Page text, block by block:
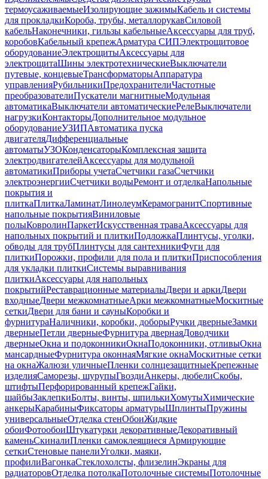
термоусаживаемыеИзолирующие зажимыКабель и системы
для прокладкиКороба, трубы, металлорукавСиловой
кабельНаконечники, гильзы кабельныеАксессуары для труб,
коробовКабельный крепежАрматура СИПЭлектрощитовое
оборудованиеЭлектрощитыАксессуары для
электрощитаШины электротехническиеВыключатели
путевые, концевыеТрансформаторыАппаратура
управленияРубильникиПредохранителиЧастотные
преобразователиПускатели магнитныеМодульная
автоматикаВыключатели автоматическиеРелеВыключатели
нагрузкиКонтакторыДополнительное модульное
оборудованиеУЗИПАвтоматика пуска
двигателяДифференциальные
автоматыУЗОКонденсаторыКомплексная защита
электродвигателейАксессуары для модульной
автоматикиПриборы учетаСчетчики газаСчетчики
электроэнергииСчетчики водыРемонт и отделкаНапольные
покрытия и
плиткаПлиткаЛаминатЛинолеумКерамогранитСпортивные
напольные покрытияВиниловые
полыКовролинПаркетИскусственная траваАксессуары для
напольных покрытий и плиткиПодложкаПлинтусы, уголки,
обводы для трубПлинтусы для сантехникиФуги для
плиткиПорожки, профили для пола и плиткиПриспособления
для укладки плиткиСистемы выравнивания
плиткиАксессуары для напольных
покрытийРеставрационные материалыДвери и аркиДвери
входныеДвери межкомнатныеАрки межкомнатныеМоскитные
сеткиДвери для бани и сауныКоробки и
фурнитураНаличники, коробки, доборыРучки дверныеЗамки
дверныеПетли дверныеФурнитура двернаяДоводчики
дверныеОкна и подоконникиОкнаПодоконники, отливыОкна
мансардныеФурнитура оконнаяМягкие окнаМоскитные сетки
на окнаЖалюзи уличныеПленки солнцезащитныеКрепежные
изделияСаморезы, шурупыГвоздиАнкеры, дюбелиСкобы,
штифтыПерфорированный крепежГайки,
шайбыЗаклепкиБолты, винты, шпилькиХомутыХимические
анкерыКарабиныФиксаторы арматурыШплинтыПружины
универсальныеОтделка стенОбоиЖидкие
обоиФотообоиШтукатурки декоративныеДекоративный
каменьСкиналиПленки самоклеящиеся Армирующие
сеткиСтеновые панелиУголки, маяки,
профилиВагонкаСтеклохолсты, флизелинЭкраны для
радиаторовОтделка потолкаПотолочные системыПотолочные